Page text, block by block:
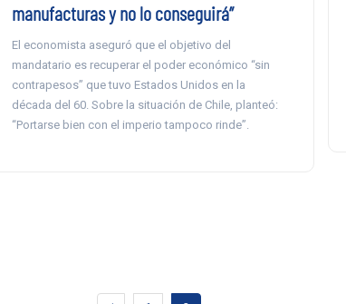
manufacturas y no lo conseguirá”
El economista aseguró que el objetivo del
mandatario es recuperar el poder económico “sin
contrapesos” que tuvo Estados Unidos en la
década del 60. Sobre la situación de Chile, planteó:
“Portarse bien con el imperio tampoco rinde”.